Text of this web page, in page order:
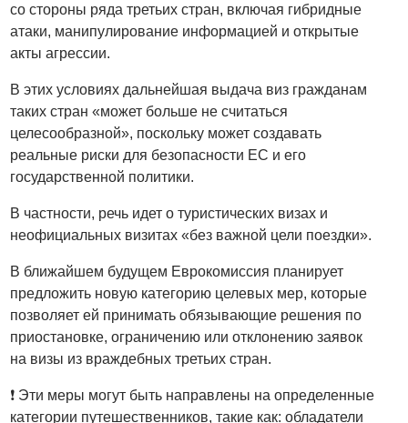
со стороны ряда третьих стран, включая гибридные
атаки, манипулирование информацией и открытые
акты агрессии.
В этих условиях дальнейшая выдача виз гражданам
таких стран «может больше не считаться
целесообразной», поскольку может создавать
реальные риски для безопасности ЕС и его
государственной политики.
В частности, речь идет о туристических визах и
неофициальных визитах «без важной цели поездки».
В ближайшем будущем Еврокомиссия планирует
предложить новую категорию целевых мер, которые
позволяет ей принимать обязывающие решения по
приостановке, ограничению или отклонению заявок
на визы из враждебных третьих стран.
❗️ Эти меры могут быть направлены на определенные
категории путешественников, такие как: обладатели